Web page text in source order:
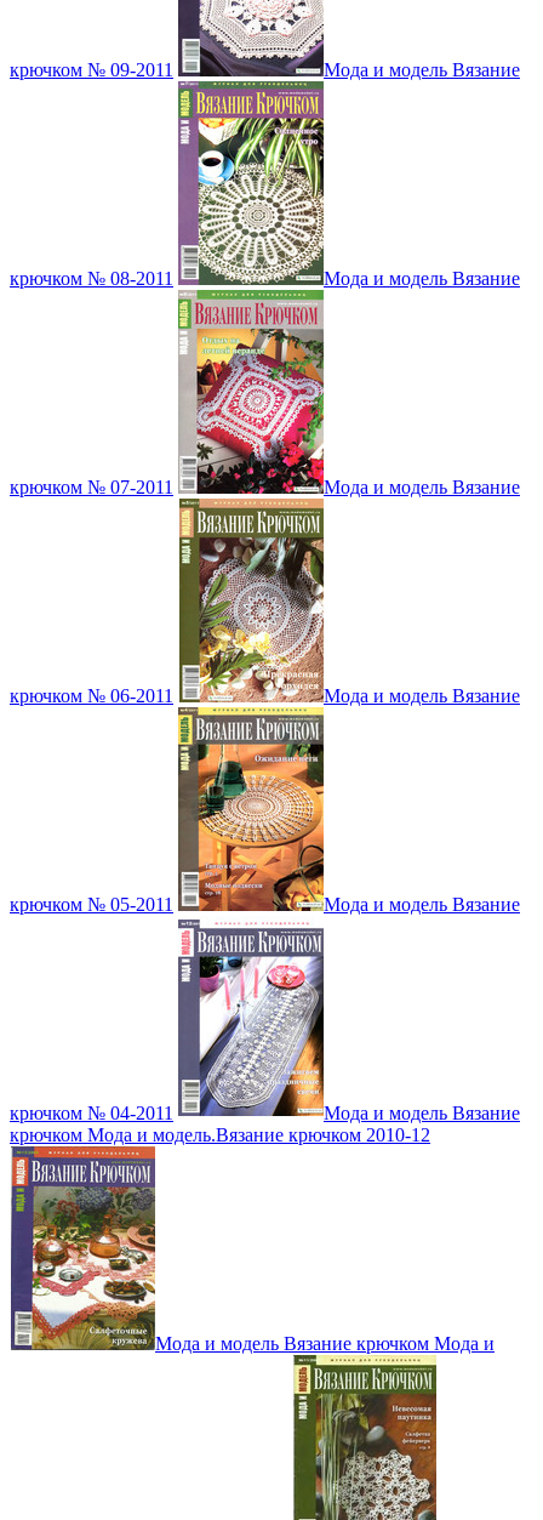
крючком № 09-2011 Мода и модель Вязание
крючком № 08-2011 Мода и модель Вязание
крючком № 07-2011 Мода и модель Вязание
крючком № 06-2011 Мода и модель Вязание
крючком № 05-2011 Мода и модель Вязание
крючком № 04-2011
Мода и модель Вязание
крючком Мода и модель.Вязание крючком 2010-12
Мода и модель Вязание крючком Мода и